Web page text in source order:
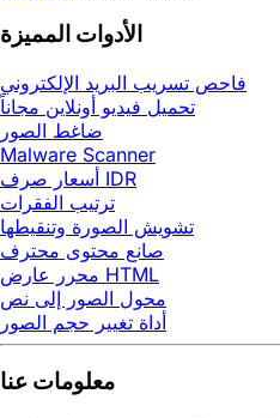
الأدوات المميزة
فاحص تسريب البريد الإلكتروني
تحميل فيديو أونلاين مجاناً
ضاغط الصور
Malware Scanner
أسعار صرف IDR
ترتيب الفقرات
تشويش الصورة وتنقيطها
صانع محتوى محترف
محرر عارض HTML
محول الصور إلى نص
أداة تغيير حجم الصور
معلومات عنا